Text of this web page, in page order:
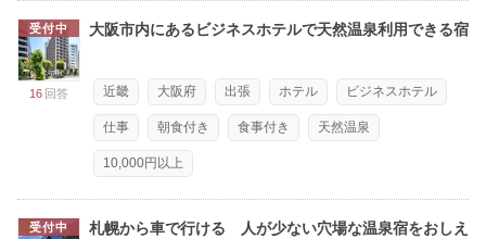
受付中
16 回答
大阪市内にあるビジネスホテルで天然温泉利用できる宿
近畿 大阪府 出張 ホテル ビジネスホテル
仕事 朝食付き 食事付き 天然温泉
10,000円以上
受付中
札幌から車で行ける 人が少ない穴場な温泉宿をおしえ